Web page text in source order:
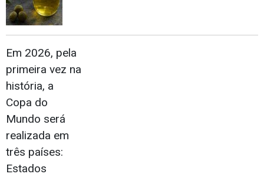
Em 2026, pela
primeira vez na
história, a
Copa do
Mundo será
realizada em
três países:
Estados